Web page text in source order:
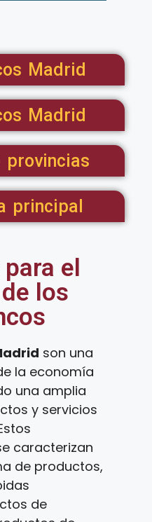
Madrid
Madrid
provincias
principal
el
los
son una
la economía
una amplia
y servicios
caracterizan
de productos,
de